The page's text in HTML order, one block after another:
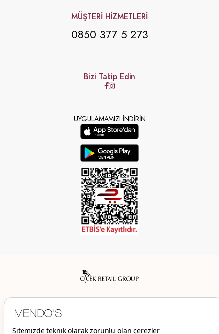
MÜŞTERİ HİZMETLERİ
0850 377 5 273
Bizi Takip Edin
UYGULAMAMIZI İNDİRİN